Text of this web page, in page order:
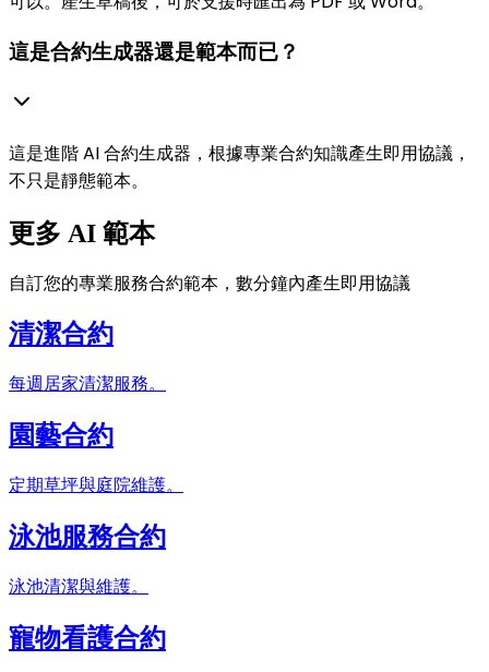
這是合約生成器還是範本而已？
這是進階 AI 合約生成器，根據專業合約知識產生即用協議，
不只是靜態範本。
更多 AI 範本
自訂您的專業服務合約範本，數分鐘內產生即用協議
清潔合約
每週居家清潔服務。
園藝合約
定期草坪與庭院維護。
泳池服務合約
泳池清潔與維護。
寵物看護合約